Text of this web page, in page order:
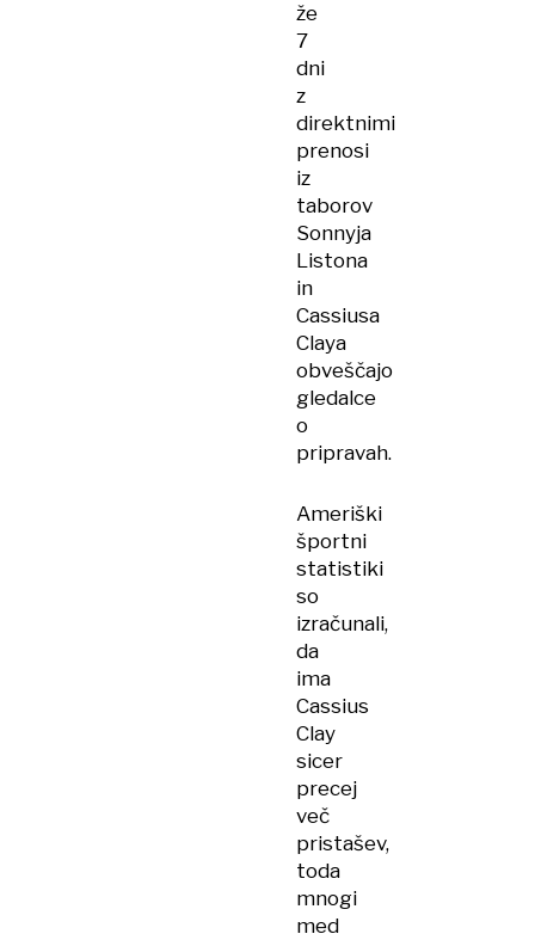
že
7
dni
z
direktnimi
prenosi
iz
taborov
Sonnyja
Listona
in
Cassiusa
Claya
obveščajo
gledalce
o
pripravah.
Ameriški
športni
statistiki
so
izračunali,
da
ima
Cassius
Clay
sicer
precej
več
pristašev,
toda
mnogi
med